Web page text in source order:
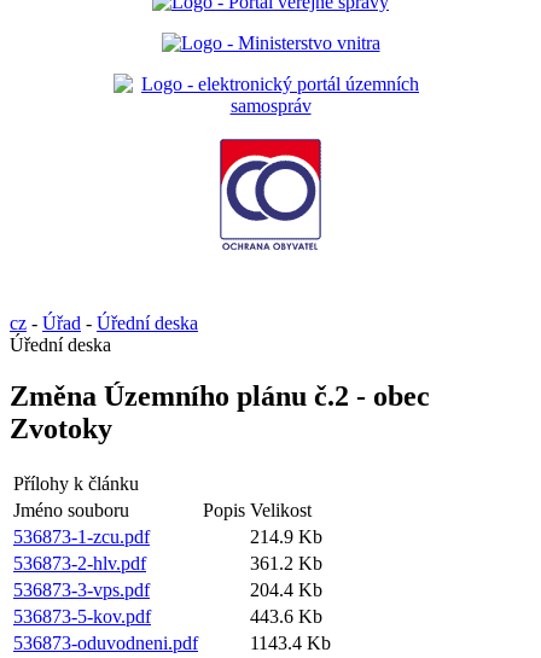
cz - Úřad - Úřední deska
Úřední deska
Změna Územního plánu č.2 - obec
Zvotoky
Přílohy k článku
Jméno souboru
Popis Velikost
536873-1-zcu.pdf
214.9 Kb
536873-2-hlv.pdf
361.2 Kb
536873-3-vps.pdf
204.4 Kb
536873-5-kov.pdf
443.6 Kb
536873-oduvodneni.pdf
1143.4 Kb